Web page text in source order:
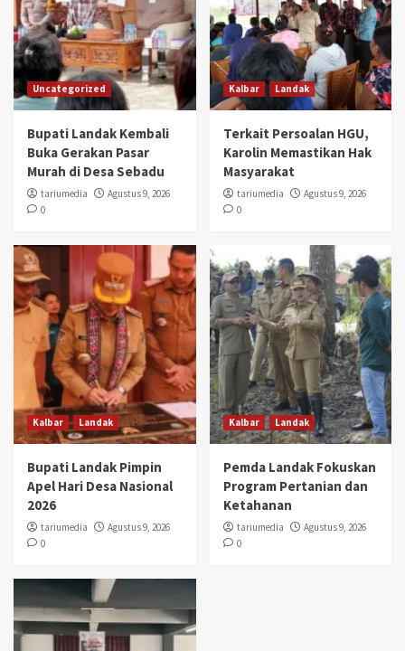
Uncategorized
Bupati Landak Kembali
Buka Gerakan Pasar
Murah di Desa Sebadu
tariumedia
Agustus 9, 2026
0
Kalbar Landak
Terkait Persoalan HGU,
Karolin Memastikan Hak
Masyarakat
tariumedia
Agustus 9, 2026
0
Kalbar Landak
Bupati Landak Pimpin
Apel Hari Desa Nasional
2026
tariumedia
Agustus 9, 2026
0
Kalbar Landak
Pemda Landak Fokuskan
Program Pertanian dan
Ketahanan
tariumedia
Agustus 9, 2026
0